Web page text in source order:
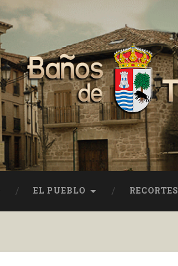
EL PUEBLO RECORTES